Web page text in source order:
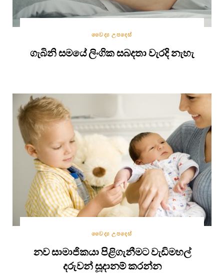
වෛද්‍ය උපදෙස්
ගැබිනි සමයේ ලිංගික සබදතා වැරදි නැහැ
වෛද්‍ය උපදෙස්
නව සාමාජිකයා පිළිගැනීමට වැඩිමහල්
දරුවන් සූදානම් කරන්න